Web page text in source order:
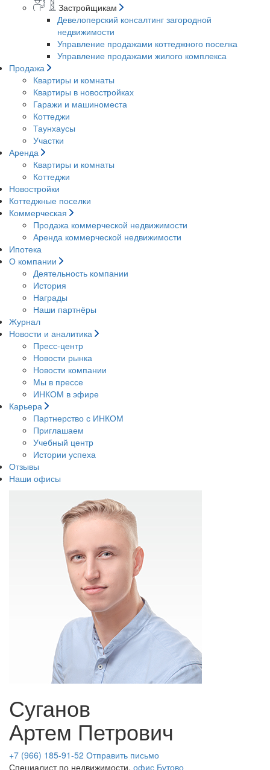
Застройщикам
Девелоперский консалтинг загородной
недвижимости
Управление продажами коттеджного поселка
Управление продажами жилого комплекса
Продажа
Квартиры и комнаты
Квартиры в новостройках
Гаражи и машиноместа
Коттеджи
Таунхаусы
Участки
Аренда
Квартиры и комнаты
Коттеджи
Новостройки
Коттеджные поселки
Коммерческая
Продажа коммерческой недвижимости
Аренда коммерческой недвижимости
Ипотека
О компании
Деятельность компании
История
Награды
Наши партнёры
Журнал
Новости и аналитика
Пресс-центр
Новости рынка
Новости компании
Мы в прессе
ИНКОМ в эфире
Карьера
Партнерство с ИНКОМ
Приглашаем
Учебный центр
Истории успеха
Отзывы
Наши офисы
Суганов
Артем Петрович
+7 (966) 185-91-52 Отправить письмо
Специалист по недвижимости, офис Бутово